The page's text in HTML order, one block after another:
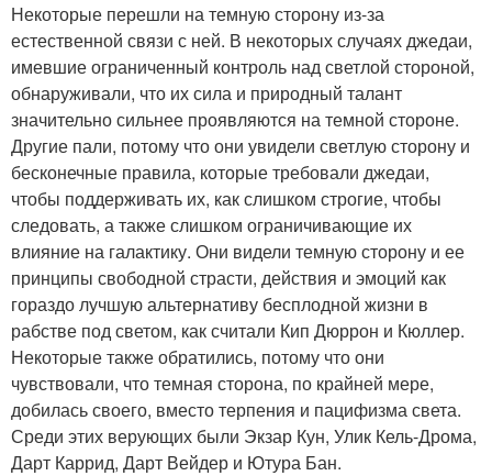
Некоторые перешли на темную сторону из-за
естественной связи с ней. В некоторых случаях джедаи,
имевшие ограниченный контроль над светлой стороной,
обнаруживали, что их сила и природный талант
значительно сильнее проявляются на темной стороне.
Другие пали, потому что они увидели светлую сторону и
бесконечные правила, которые требовали джедаи,
чтобы поддерживать их, как слишком строгие, чтобы
следовать, а также слишком ограничивающие их
влияние на галактику. Они видели темную сторону и ее
принципы свободной страсти, действия и эмоций как
гораздо лучшую альтернативу бесплодной жизни в
рабстве под светом, как считали Кип Дюррон и Кюллер.
Некоторые также обратились, потому что они
чувствовали, что темная сторона, по крайней мере,
добилась своего, вместо терпения и пацифизма света.
Среди этих верующих были Экзар Кун, Улик Кель-Дрома,
Дарт Каррид, Дарт Вейдер и Ютура Бан.